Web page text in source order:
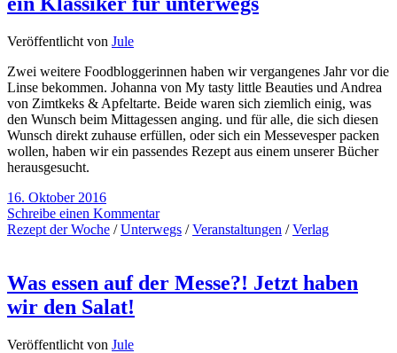
Veröffentlicht von Jule
Zwei weitere Foodbloggerinnen haben wir vergangenes Jahr vor die
Linse bekommen. Johanna von My tasty little Beauties und Andrea
von Zimtkeks & Apfeltarte. Beide waren sich ziemlich einig, was
den Wunsch beim Mittagessen anging. und für alle, die sich diesen
Wunsch direkt zuhause erfüllen, oder sich ein Messevesper packen
wollen, haben wir ein passendes Rezept aus einem unserer Bücher
herausgesucht.
16. Oktober 2016
Schreibe einen Kommentar
Rezept der Woche /Unterwegs /Veranstaltungen /Verlag
Was essen auf der Messe?! Jetzt haben
wir den Salat!
Veröffentlicht von Jule